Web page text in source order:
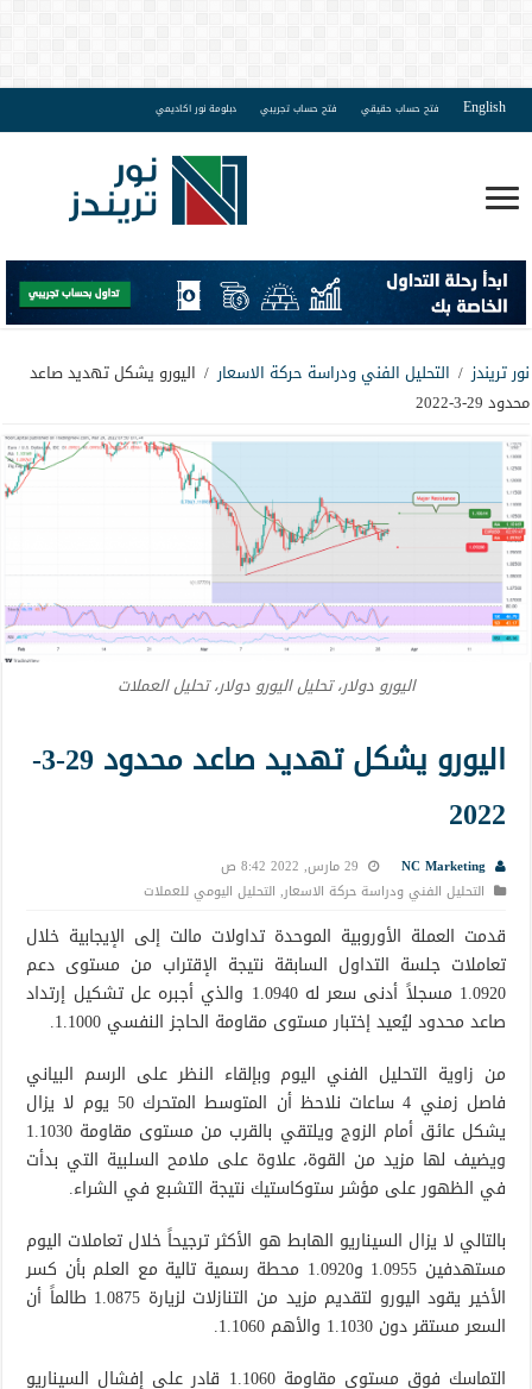
English فتح حساب حقيقي فتح حساب تجريبي دبلومة نور اكاديمي
نور تريندز / التحليل الفني ودراسة حركة الاسعار / اليورو يشكل تهديد صاعد
محدود 29-3-2022
اليورو دولار، تحليل اليورو دولار، تحليل العملات
اليورو يشكل تهديد صاعد محدود 29-3-
2022
NC Marketing
29 مارس, 2022 8:42 ص
التحليل الفني ودراسة حركة الاسعار, التحليل اليومي للعملات
قدمت العملة الأوروبية الموحدة تداولات مالت إلى الإيجابية خلال
تعاملات جلسة التداول السابقة نتيجة الإقتراب من مستوى دعم
1.0920 مسجلاً أدنى سعر له 1.0940 والذي أجبره عل تشكيل إرتداد
صاعد محدود ليُعيد إختبار مستوى مقاومة الحاجز النفسي 1.1000.
من زاوية التحليل الفني اليوم وبإلقاء النظر على الرسم البياني
فاصل زمني 4 ساعات نلاحظ أن المتوسط المتحرك 50 يوم لا يزال
يشكل عائق أمام الزوج ويلتقي بالقرب من مستوى مقاومة 1.1030
ويضيف لها مزيد من القوة، علاوة على ملامح السلبية التي بدأت
في الظهور على مؤشر ستوكاستيك نتيجة التشبع في الشراء.
بالتالي لا يزال السيناريو الهابط هو الأكثر ترجيحاً خلال تعاملات اليوم
مستهدفين 1.0955 و1.0920 محطة رسمية تالية مع العلم بأن كسر
الأخير يقود اليورو لتقديم مزيد من التنازلات لزيارة 1.0875 طالماً أن
السعر مستقر دون 1.1030 والأهم 1.1060.
التماسك فوق مستوى مقاومة 1.1060 قادر على إفشال السيناريو